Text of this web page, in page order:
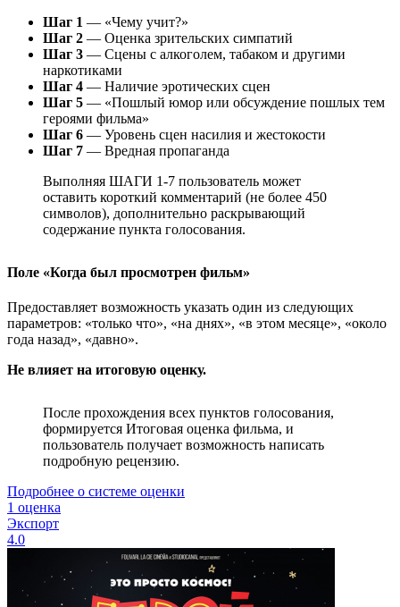
Шаг 1 — «Чему учит?»
Шаг 2 — Оценка зрительских симпатий
Шаг 3 — Сцены с алкоголем, табаком и другими
наркотиками
Шаг 4 — Наличие эротических сцен
Шаг 5 — «Пошлый юмор или обсуждение пошлых тем
героями фильма»
Шаг 6 — Уровень сцен насилия и жестокости
Шаг 7 — Вредная пропаганда
Выполняя ШАГИ 1-7 пользователь может
оставить короткий комментарий (не более 450
символов), дополнительно раскрывающий
содержание пункта голосования.
Поле «Когда был просмотрен фильм»
Предоставляет возможность указать один из следующих
параметров: «только что», «на днях», «в этом месяце», «около
года назад», «давно».
Не влияет на итоговую оценку.
После прохождения всех пунктов голосования,
формируется Итоговая оценка фильма, и
пользователь получает возможность написать
подробную рецензию.
Подробнее о системе оценки
1 оценка
Экспорт
4.0